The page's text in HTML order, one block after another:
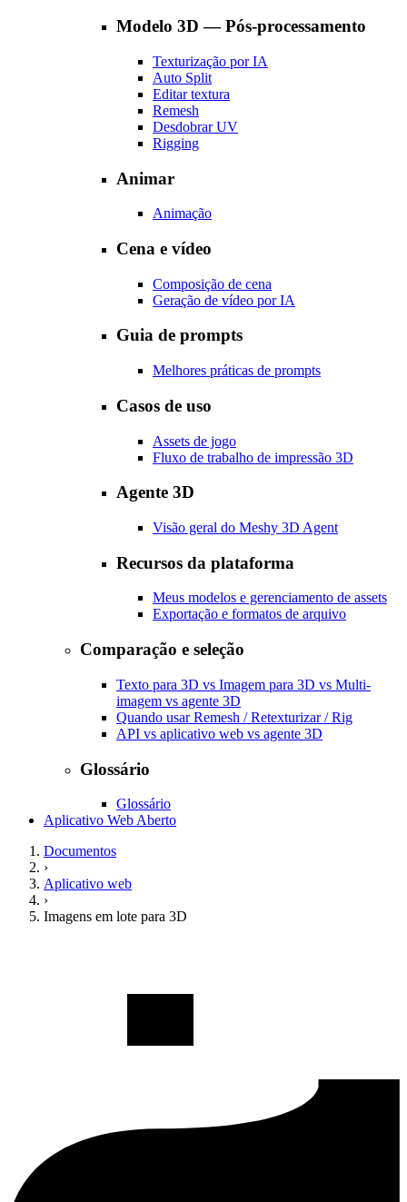
Modelo 3D — Pós-processamento
Texturização por IA
Auto Split
Editar textura
Remesh
Desdobrar UV
Rigging
Animar
Animação
Cena e vídeo
Composição de cena
Geração de vídeo por IA
Guia de prompts
Melhores práticas de prompts
Casos de uso
Assets de jogo
Fluxo de trabalho de impressão 3D
Agente 3D
Visão geral do Meshy 3D Agent
Recursos da plataforma
Meus modelos e gerenciamento de assets
Exportação e formatos de arquivo
Comparação e seleção
Texto para 3D vs Imagem para 3D vs Multi-
imagem vs agente 3D
Quando usar Remesh / Retexturizar / Rig
API vs aplicativo web vs agente 3D
Glossário
Glossário
Aplicativo Web Aberto
Documentos
›
Aplicativo web
›
Imagens em lote para 3D